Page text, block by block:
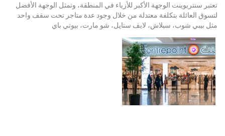
تعتبر سنتربوينت الوجهة الأكبر للأزياء في المنطقة، وتمثل الوجهة الأفضل
لتسوق العائلة بتكلفة معتدلة من خلال وجود عدة متاجر تحت سقف واحد
مثل بيبي شوب، سبلاش، لايف ستايل، شو مارت، بيوتي باي